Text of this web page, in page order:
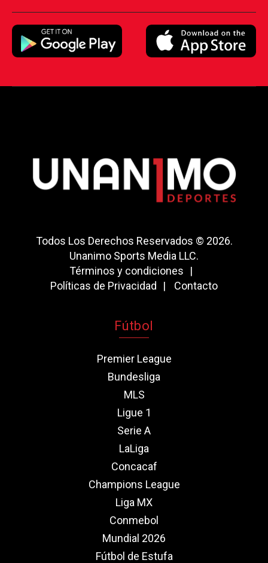
Todos Los Derechos Reservados © 2026.
Unanimo Sports Media LLC.
Términos y condiciones
Políticas de Privacidad
Contacto
Fútbol
Premier League
Bundesliga
MLS
Ligue 1
Serie A
LaLiga
Concacaf
Champions League
Liga MX
Conmebol
Mundial 2026
Fútbol de Estufa